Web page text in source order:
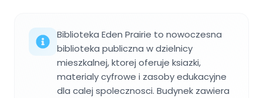
Biblioteka Eden Prairie to nowoczesna
biblioteka publiczna w dzielnicy
mieszkalnej, ktorej oferuje ksiazki,
materialy cyfrowe i zasoby edukacyjne
dla calej spolecznosci. Budynek zawiera